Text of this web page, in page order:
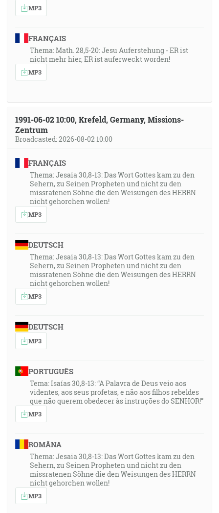
MP3
FRANÇAIS
Thema: Math. 28,5-20: Jesu Auferstehung - ER ist
nicht mehr hier, ER ist auferweckt worden!
MP3
1991-06-02 10:00, Krefeld, Germany, Missions-
Zentrum
Broadcasted: 2026-08-02 10:00
FRANÇAIS
Thema: Jesaia 30,8-13: Das Wort Gottes kam zu den
Sehern, zu Seinen Propheten und nicht zu den
missratenen Söhne die den Weisungen des HERRN
nicht gehorchen wollen!
MP3
DEUTSCH
Thema: Jesaia 30,8-13: Das Wort Gottes kam zu den
Sehern, zu Seinen Propheten und nicht zu den
missratenen Söhne die den Weisungen des HERRN
nicht gehorchen wollen!
MP3
DEUTSCH
MP3
PORTUGUÊS
Tema: Isaías 30,8-13: “A Palavra de Deus veio aos
videntes, aos seus profetas, e não aos filhos rebeldes
que não querem obedecer às instruções do SENHOR!”
MP3
ROMÂNA
Thema: Jesaia 30,8-13: Das Wort Gottes kam zu den
Sehern, zu Seinen Propheten und nicht zu den
missratenen Söhne die den Weisungen des HERRN
nicht gehorchen wollen!
MP3